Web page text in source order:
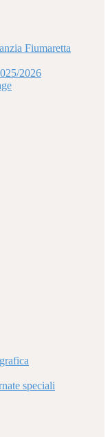
Fiumaretta
2026
speciali